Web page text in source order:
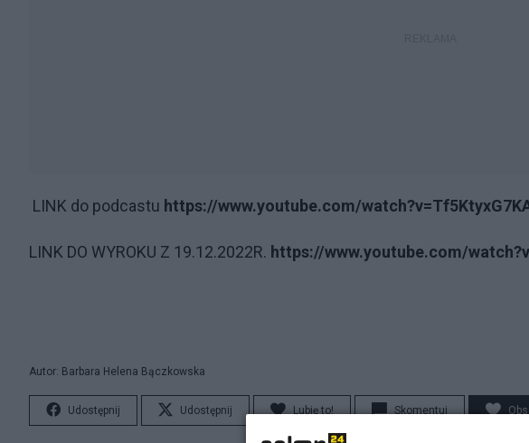
LINK do podcastu https://www.youtube.com/
LINK DO WYROKU Z 19.12.2022R. https://www.youtube.com/
Autor: Barbara Helena Bączkowska
Udostępnij Udostępnij Lubię to! Skomentuj